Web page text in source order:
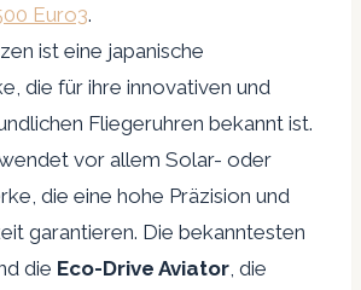
Euro3.
ist eine japanische
die für ihre innovativen und
Fliegeruhren bekannt ist.
vor allem Solar- oder
die eine hohe Präzision und
garantieren. Die bekanntesten
die Eco-Drive Aviator , die